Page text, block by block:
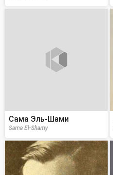
Сама Эль-Шами
Sama El-Shamy